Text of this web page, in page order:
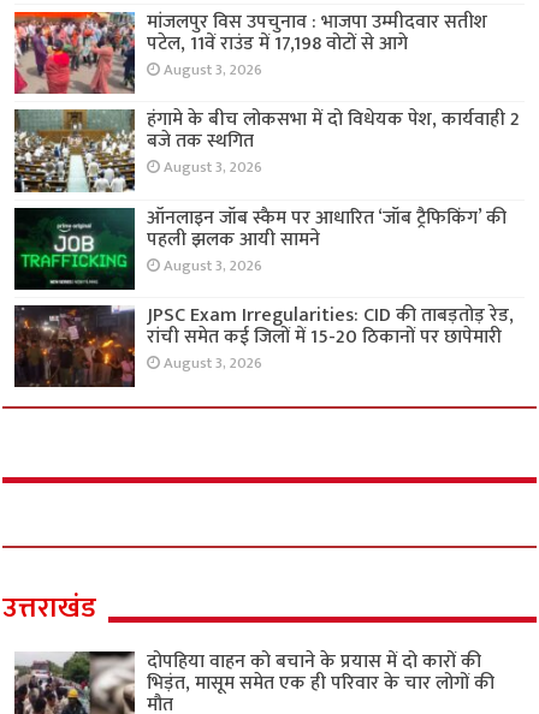
मांजलपुर विस उपचुनाव : भाजपा उम्मीदवार सतीश
पटेल, 11वें राउंड में 17,198 वोटों से आगे
August 3, 2026
हंगामे के बीच लोकसभा में दो विधेयक पेश, कार्यवाही 2
बजे तक स्थगित
August 3, 2026
ऑनलाइन जॉब स्कैम पर आधारित ‘जॉब ट्रैफिकिंग’ की
पहली झलक आयी सामने
August 3, 2026
JPSC Exam Irregularities: CID की ताबड़तोड़ रेड,
रांची समेत कई जिलों में 15-20 ठिकानों पर छापेमारी
August 3, 2026
उत्तराखंड
दोपहिया वाहन को बचाने के प्रयास में दो कारों की
भिड़ंत, मासूम समेत एक ही परिवार के चार लोगों की
मौत